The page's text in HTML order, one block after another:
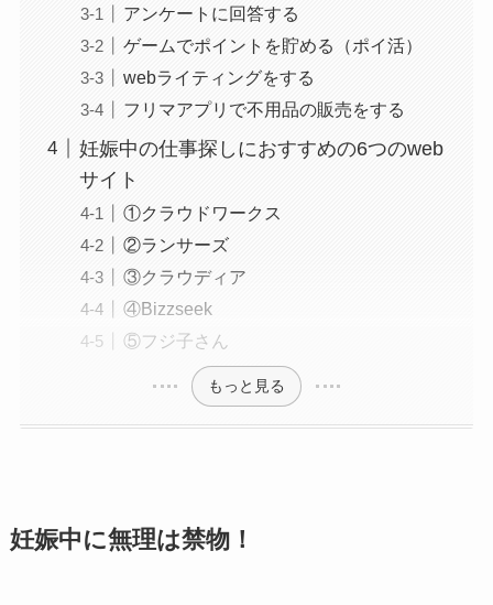
アンケートに回答する
ゲームでポイントを貯める（ポイ活）
webライティングをする
フリマアプリで不用品の販売をする
妊娠中の仕事探しにおすすめの6つのweb
サイト
①クラウドワークス
②ランサーズ
③クラウディア
④Bizzseek
⑤フジ子さん
もっと見る
妊娠中に無理は禁物！